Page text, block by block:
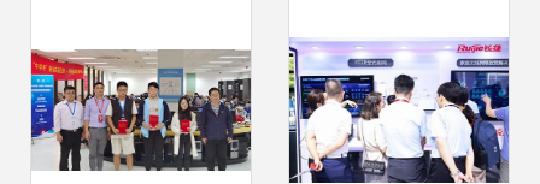
洋電腦網IT商城共
拓網絡技術服務新